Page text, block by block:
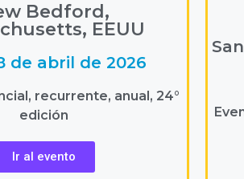
Bedford,
EEUU
de abril de 2026
recurrente, anual, 24°
edición
Ir al evento